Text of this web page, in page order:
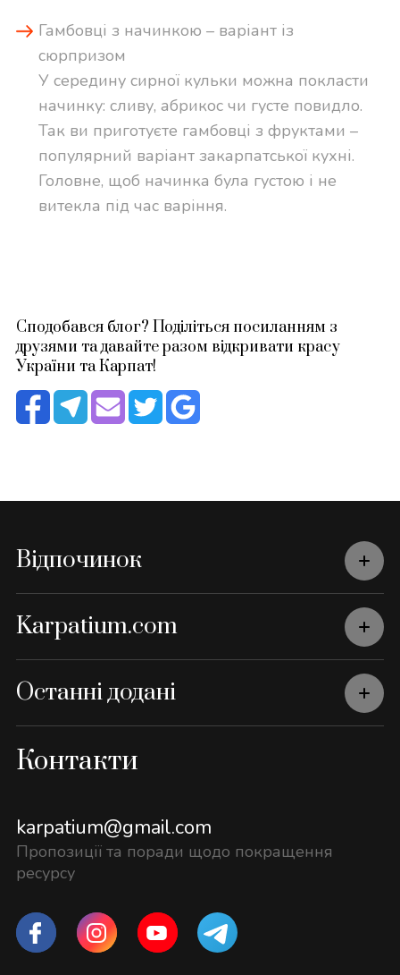
Гамбовці з начинкою – варіант із
сюрпризом
У середину сирної кульки можна покласти
начинку: сливу, абрикос чи густе повидло.
Так ви приготуєте гамбовці з фруктами –
популярний варіант закарпатської кухні.
Головне, щоб начинка була густою і не
витекла під час варіння.
Сподобався блог? Поділіться посиланням з
друзями та давайте разом відкривати красу
України та Карпат!
Відпочинок
Karpatium.com
Останні додані
Контакти
karpatium@gmail.com
Пропозиції та поради щодо покращення
ресурсу